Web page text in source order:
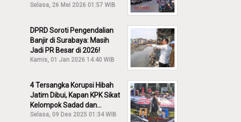
Menang!
Selasa, 26 Mei 2026 01:57 WIB
DPRD Soroti Pengendalian
Banjir di Surabaya: Masih
Jadi PR Besar di 2026!
Kamis, 01 Jan 2026 14:40 WIB
4 Tersangka Korupsi Hibah
Jatim Dibui, Kapan KPK Sikat
Kelompok Sadad dan
Iskandar?
Selasa, 09 Des 2025 01:34 WIB